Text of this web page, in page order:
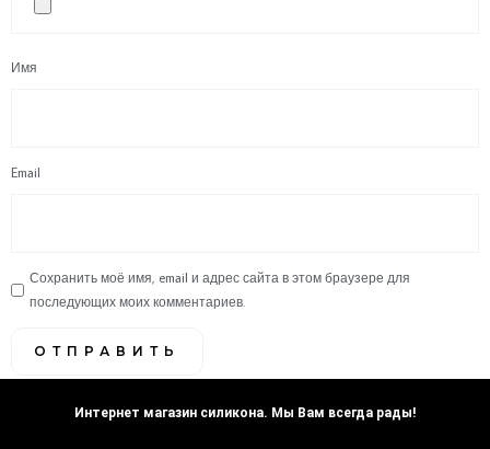
Имя
Email
Сохранить моё имя, email и адрес сайта в этом браузере для
последующих моих комментариев.
Интернет магазин силикона. Мы Вам всегда рады!